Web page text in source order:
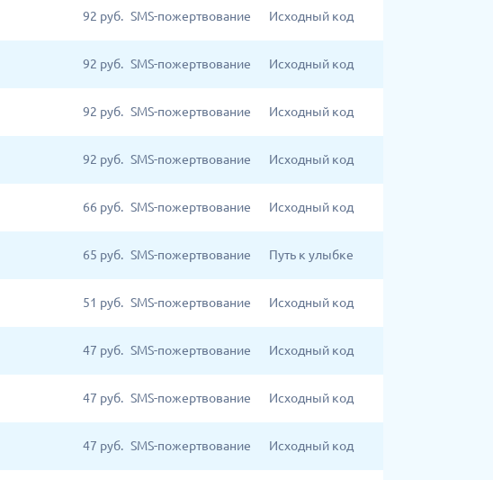
92 руб. SMS-пожертвование Исходный код
92 руб. SMS-пожертвование Исходный код
92 руб. SMS-пожертвование Исходный код
92 руб. SMS-пожертвование Исходный код
66 руб. SMS-пожертвование Исходный код
65 руб. SMS-пожертвование Путь к улыбке
51 руб. SMS-пожертвование Исходный код
47 руб. SMS-пожертвование Исходный код
47 руб. SMS-пожертвование Исходный код
47 руб. SMS-пожертвование Исходный код